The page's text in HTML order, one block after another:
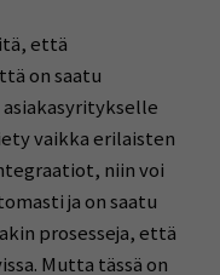
että
on saatu
vaikka erilaisten
niin voi
ja on saatu
prosesseja, että
Mutta tässä on